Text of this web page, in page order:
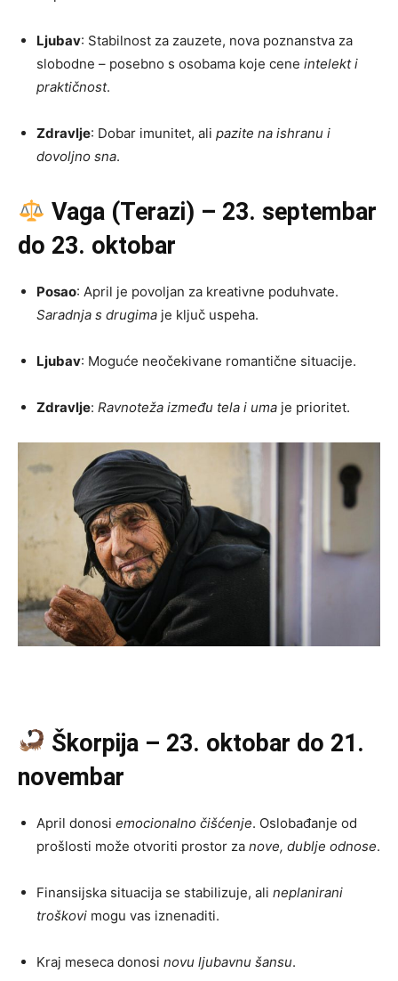
Ljubav: Stabilnost za zauzete, nova poznanstva za
slobodne – posebno s osobama koje cene intelekt i
praktičnost.
Zdravlje: Dobar imunitet, ali pazite na ishranu i
dovoljno sna.
Vaga (Terazi) – 23. septembar
do 23. oktobar
Posao: April je povoljan za kreativne poduhvate.
Saradnja s drugima je ključ uspeha.
Ljubav: Moguće neočekivane romantične situacije.
Zdravlje: Ravnoteža između tela i uma je prioritet.
Škorpija – 23. oktobar do 21.
novembar
April donosi emocionalno čišćenje. Oslobađanje od
prošlosti može otvoriti prostor za nove, dublje odnose.
Finansijska situacija se stabilizuje, ali neplanirani
troškovi mogu vas iznenaditi.
Kraj meseca donosi novu ljubavnu šansu.